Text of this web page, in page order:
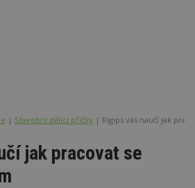
Stavební dělicí příčky Rigips vás naučí jak
jak pracovat se